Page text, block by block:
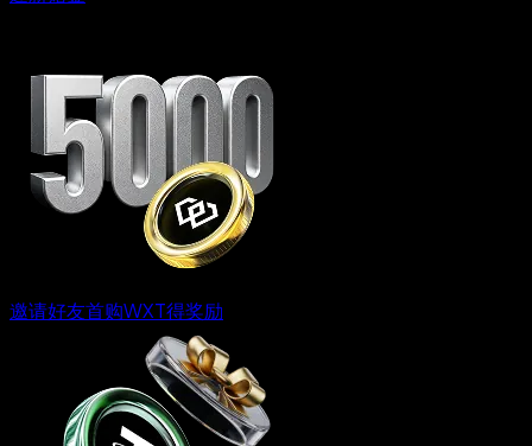
邀请好友首购WXT得奖励